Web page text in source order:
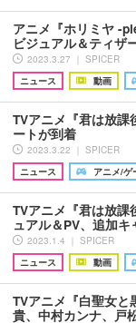
アニメ『ホリミヤ -
ビジュアル＆ティ
2023.3.27 ｜ SPICER
ニュース
動画
TVアニメ『君は放課
ートが到着
2023.3.22 ｜ SPICER
ニュース
アニメ/ゲ
TVアニメ『君は放課
ュアル＆PV、追加
2023.1.4 ｜ SPICER
ニュース
動画
TVアニメ『白聖女と
貴、中村カンナ、